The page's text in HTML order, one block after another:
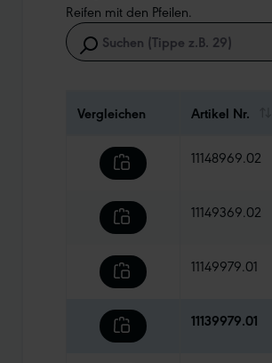
Reifen mit den Pfeilen.
Vergleichen Artikel Nr.
11148969.02
11149369.02
11149979.01
11139979.01